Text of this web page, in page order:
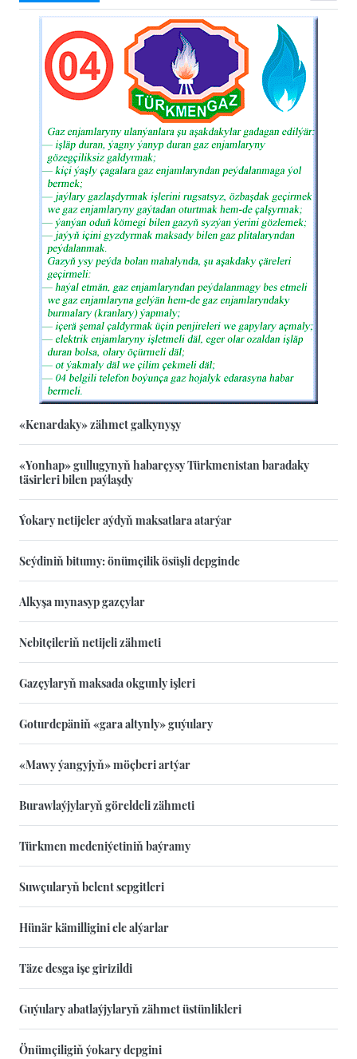
«Kenardaky» zähmet galkynyşy
«Yonhap» gullugynyň habarçysy Türkmenistan baradaky
täsirleri bilen paýlaşdy
Ýokary netijeler aýdyň maksatlara atarýar
Seýdiniň bitumy: önümçilik ösüşli depginde
Alkyşa mynasyp gazçylar
Nebitçileriň netijeli zähmeti
Gazçylaryň maksada okgunly işleri
Goturdepäniň «gara altynly» guýulary
«Mawy ýangyjyň» möçberi artýar
Burawlaýjylaryň göreldeli zähmeti
Türkmen medeniýetiniň baýramy
Suwçularyň belent sepgitleri
Hünär kämilligini ele alýarlar
Täze desga işe girizildi
Guýulary abatlaýjylaryň zähmet üstünlikleri
Önümçiligiň ýokary depgini